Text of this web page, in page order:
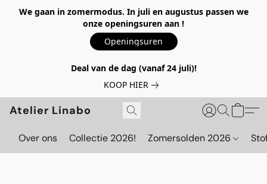
We gaan in zomermodus. In juli en augustus passen we
onze openingsuren aan !
Openingsuren
Deal van de dag (vanaf 24 juli)!
KOOP HIER
Atelier Linabo
Over ons Collectie 2026! Zomersolden 2026